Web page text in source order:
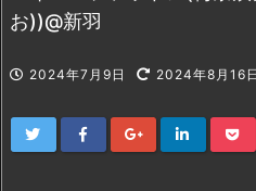
お))@新羽
2024年7月9日 2024年8月16日